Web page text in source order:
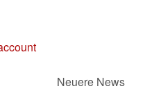
Neuere News